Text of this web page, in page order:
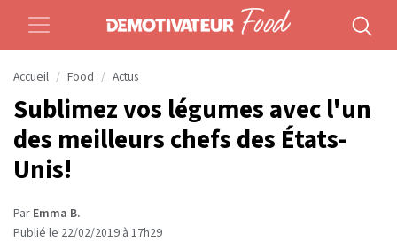
Accueil Food Actus
Sublimez vos légumes avec l'un
des meilleurs chefs des États-
Unis!
Par Emma B.
Publié le 22/02/2019 à 17h29